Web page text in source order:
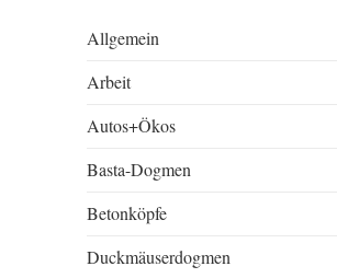
Allgemein
Arbeit
Autos+Ökos
Basta-Dogmen
Betonköpfe
Duckmäuserdogmen